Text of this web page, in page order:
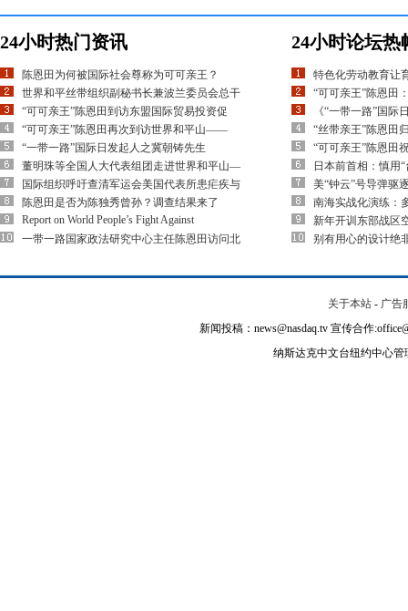
24小时热门资讯
陈恩田为何被国际社会尊称为可可亲王？
世界和平丝带组织副秘书长兼波兰委员会总干
“可可亲王”陈恩田到访东盟国际贸易投资促
“可可亲王”陈恩田再次到访世界和平山——
“一带一路”国际日发起人之冀朝铸先生
董明珠等全国人大代表组团走进世界和平山—
国际组织呼吁查清军运会美国代表所患疟疾与
陈恩田是否为陈独秀曾孙？调查结果来了
Report on World People’s Fight Against
一带一路国家政法研究中心主任陈恩田访问北
24小时论坛热
特色化劳动教育让
“可可亲王”陈恩田
《“一带一路”国际
“丝带亲王”陈恩田
“可可亲王”陈恩田
日本前首相：慎用
美“钟云”号导弹驱
南海实战化演练：
新年开训东部战区
别有用心的设计绝
关于本站 - 广告
新闻投稿：news@nasdaq.tv 宣传合作
纳斯达克中文台纽约中心管